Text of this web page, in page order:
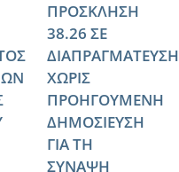
ΠΡΟΣΚΛΗΣΗ
38.26 ΣΕ
ΔΙΑΠΡΑΓΜΑΤΕΥΣΗ
ΧΩΡΙΣ
ΠΡΟΗΓΟΥΜΕΝΗ
ΔΗΜΟΣΙΕΥΣΗ
ΓΙΑ ΤΗ
ΣΥΝΑΨΗ